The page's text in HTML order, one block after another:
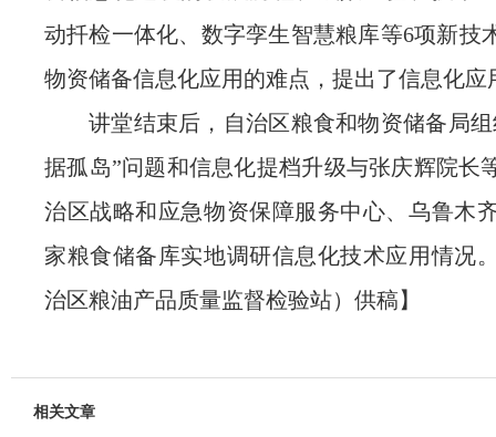
动扦检一体化、数字孪生智慧粮库等6项新技
物资储备信息化应用的难点，提出了信息化
讲堂结束后，自治区粮食和物资储备局
据孤岛”问题和信息化提档升级与张庆辉院长
治区战略和应急物资保障服务中心、乌鲁木
家粮食储备库实地调研信息化技术应用情况
治区粮油产品质量监督检验站） 供稿】
相关文章